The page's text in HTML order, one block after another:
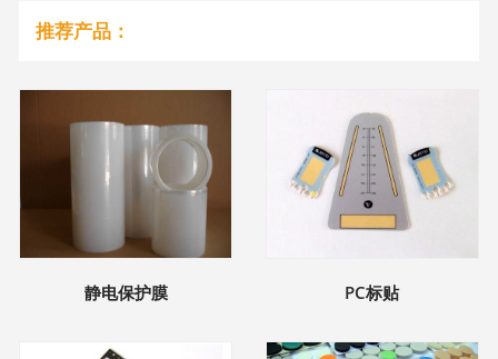
推荐产品：
静电保护膜 PC标贴